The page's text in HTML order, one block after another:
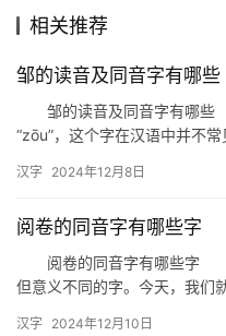
词
词
拼
相关推荐
邹的读音及同音字有哪些
邹的读音及同音字有哪些
“zōu”，这个字在汉语中并不
汉字 2024年12月8日
阅卷的同音字有哪些字
阅卷的同音字有哪些字
但意义不同的字。今天，我们
汉字 2024年12月10日